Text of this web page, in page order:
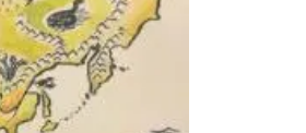
favorit